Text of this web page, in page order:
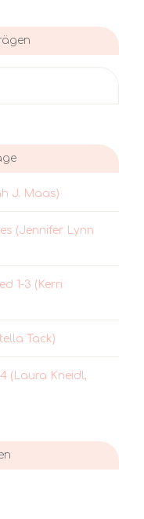
J. Maas)
(Jennifer Lynn
1-3 (Kerri
Tack)
(Laura Kneidl,